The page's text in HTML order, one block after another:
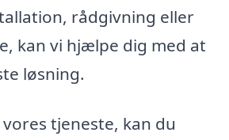
rådgivning eller
kan vi hjælpe dig med at
løsning.
tjeneste, kan du